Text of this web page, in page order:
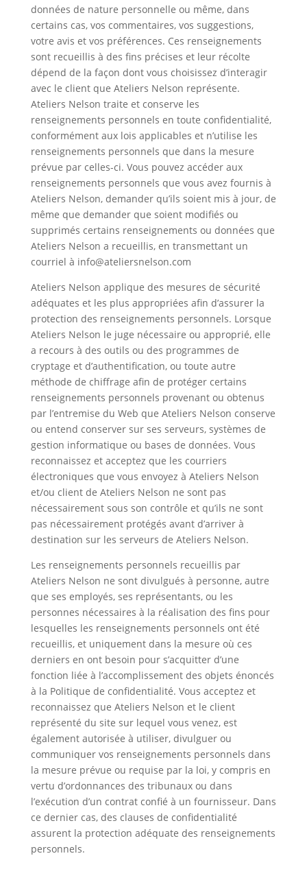
données de nature personnelle ou même, dans
certains cas, vos commentaires, vos suggestions,
votre avis et vos préférences. Ces renseignements
sont recueillis à des fins précises et leur récolte
dépend de la façon dont vous choisissez d’interagir
avec le client que Ateliers Nelson représente.
Ateliers Nelson traite et conserve les
renseignements personnels en toute confidentialité,
conformément aux lois applicables et n’utilise les
renseignements personnels que dans la mesure
prévue par celles-ci. Vous pouvez accéder aux
renseignements personnels que vous avez fournis à
Ateliers Nelson, demander qu’ils soient mis à jour, de
même que demander que soient modifiés ou
supprimés certains renseignements ou données que
Ateliers Nelson a recueillis, en transmettant un
courriel à info@ateliersnelson.com
Ateliers Nelson applique des mesures de sécurité
adéquates et les plus appropriées afin d’assurer la
protection des renseignements personnels. Lorsque
Ateliers Nelson le juge nécessaire ou approprié, elle
a recours à des outils ou des programmes de
cryptage et d’authentification, ou toute autre
méthode de chiffrage afin de protéger certains
renseignements personnels provenant ou obtenus
par l’entremise du Web que Ateliers Nelson conserve
ou entend conserver sur ses serveurs, systèmes de
gestion informatique ou bases de données. Vous
reconnaissez et acceptez que les courriers
électroniques que vous envoyez à Ateliers Nelson
et/ou client de Ateliers Nelson ne sont pas
nécessairement sous son contrôle et qu’ils ne sont
pas nécessairement protégés avant d’arriver à
destination sur les serveurs de Ateliers Nelson.
Les renseignements personnels recueillis par
Ateliers Nelson ne sont divulgués à personne, autre
que ses employés, ses représentants, ou les
personnes nécessaires à la réalisation des fins pour
lesquelles les renseignements personnels ont été
recueillis, et uniquement dans la mesure où ces
derniers en ont besoin pour s’acquitter d’une
fonction liée à l’accomplissement des objets énoncés
à la Politique de confidentialité. Vous acceptez et
reconnaissez que Ateliers Nelson et le client
représenté du site sur lequel vous venez, est
également autorisée à utiliser, divulguer ou
communiquer vos renseignements personnels dans
la mesure prévue ou requise par la loi, y compris en
vertu d’ordonnances des tribunaux ou dans
l’exécution d’un contrat confié à un fournisseur. Dans
ce dernier cas, des clauses de confidentialité
assurent la protection adéquate des renseignements
personnels.